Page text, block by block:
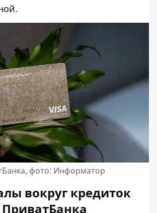
фото: Информатор
вокруг кредиток
ПриватБанка